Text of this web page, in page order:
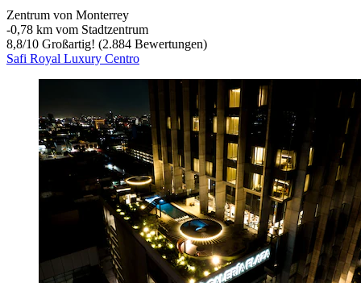
Zentrum von Monterrey
‐0,78 km vom Stadtzentrum
8,8/10 Großartig! (2.884 Bewertungen)
Safi Royal Luxury Centro